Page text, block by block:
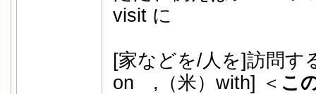
visit に
[家などを/人を]訪問す
on ,（米）with] ＜ こ